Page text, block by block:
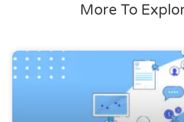
More To